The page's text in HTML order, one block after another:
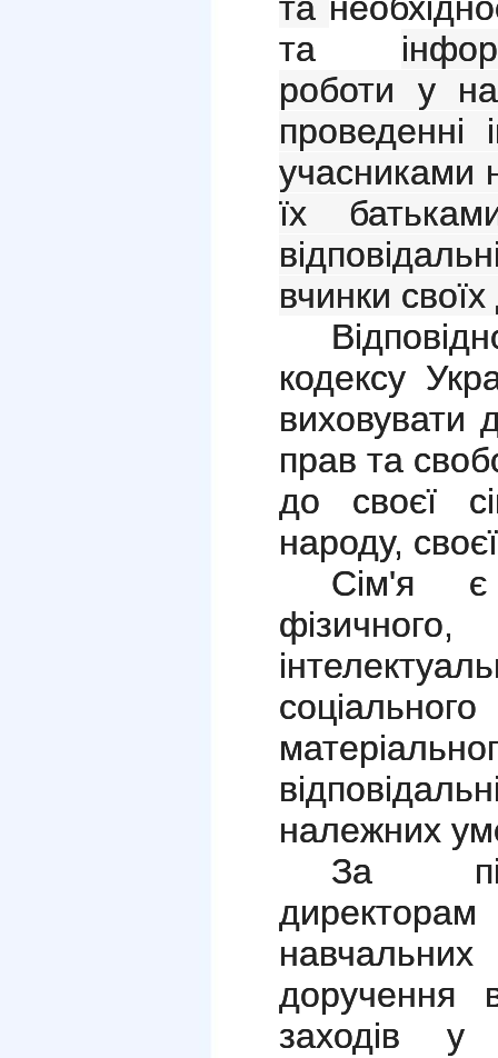
та
роботи у
проведенні
учасниками
їх
вчинки своїх
кодексу
виховувати
прав та
до своєї
народу,
Сім'я
належних
За
доручення
заходів у